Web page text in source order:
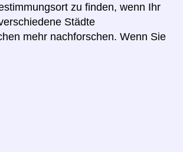
zu finden, wenn Ihr
Städte
mehr nachforschen. Wenn Sie